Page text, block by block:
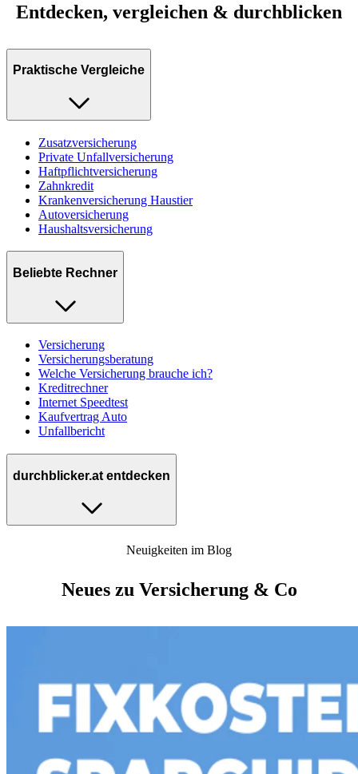
Entdecken, vergleichen & durchblicken
Praktische Vergleiche
Zusatzversicherung
Private Unfallversicherung
Haftpflichtversicherung
Zahnkredit
Krankenversicherung Haustier
Autoversicherung
Haushaltsversicherung
Beliebte Rechner
Versicherung
Versicherungsberatung
Welche Versicherung brauche ich?
Kreditrechner
Internet Speedtest
Kaufvertrag Auto
Unfallbericht
durchblicker.at entdecken
Neuigkeiten im Blog
Neues zu Versicherung & Co